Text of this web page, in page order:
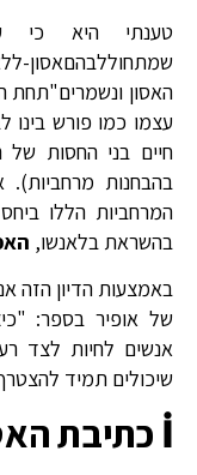
טענתי היא כי
שמתחוללבהםאסון-
האסון ונשמרים"תחת
עצמו כמו פורש
חיים בני החסות של
בהבחנות
המרחביות הללו
בהשראת בלאנשו,
באמצעות הדיון הזה
של אופיר בספר:
אנשים לחיות לצד
שיכולים תמיד
İ כתיבת